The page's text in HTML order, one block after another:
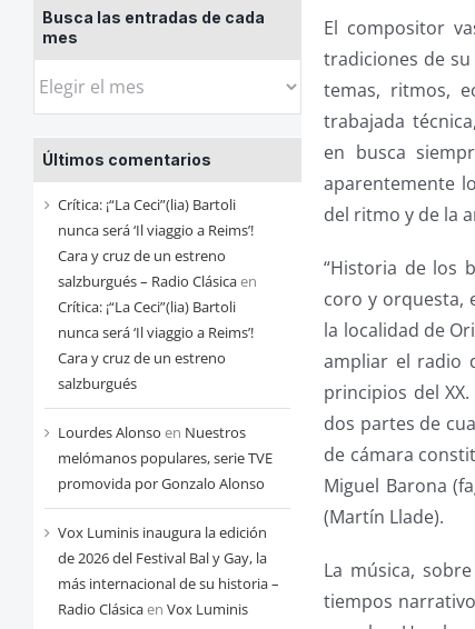
Busca las entradas de cada
mes
Busca
entradas
de
cada
mes
Últimos comentarios
Crítica: ¡“La Ceci”(lia) Bartoli
nunca será ‘Il viaggio a Reims’!
Cara y cruz de un estreno
salzburgués – Radio Clásicaen
Crítica: ¡“La Ceci”(lia) Bartoli
nunca será ‘Il viaggio a Reims’!
Cara y cruz de un estreno
salzburgués
Lourdes Alonso en Nuestros
melómanos populares, serie TVE
promovida por Gonzalo Alonso
Vox Luminis inaugura la edición
de 2026 del Festival Bal y Gay, la
más internacional de su historia –
Radio Clásicaen Vox Luminis
El compositor
tradiciones de
temas, ritmos,
trabajada
en busca
aparentemente
del ritmo y de la
“Historia de los
coro y orquesta,
la localidad de
ampliar el radio
principios del
dos partes de
de cámara
Miguel Barona
(Martín Llade).
La música,
tiempos